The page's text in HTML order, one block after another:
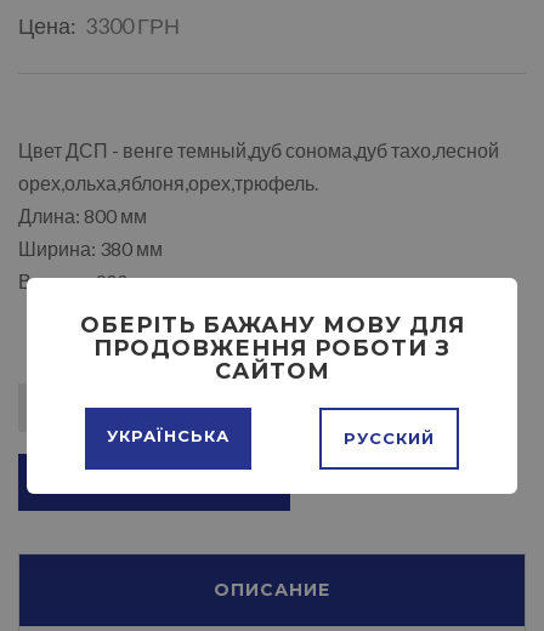
Цена: 3300 ГРН
Цвет ДСП - венге темный,дуб сонома,дуб тахо,лесной
орех,ольха,яблоня,орех,трюфель.
Длина: 800 мм
Ширина: 380 мм
Высота: 900 мм
ОПИСАНИЕ
ОБЕРІТЬ БАЖАНУ МОВУ ДЛЯ
ПРОДОВЖЕННЯ РОБОТИ З
САЙТОМ
УКРАЇНСЬКА РУССКИЙ